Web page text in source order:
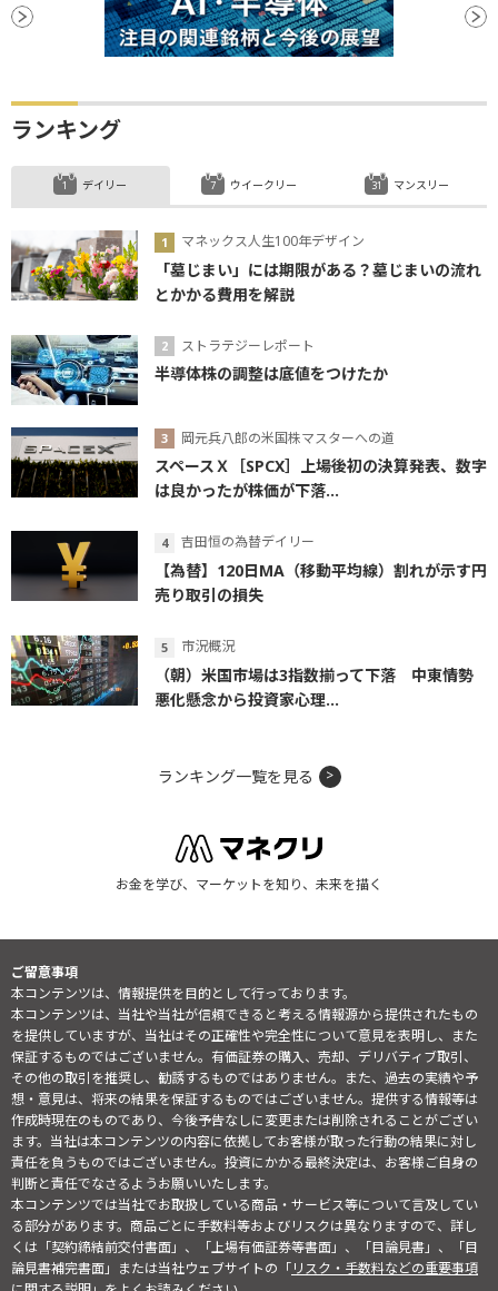
ランキング
デイリー
マネックス人生100年デザイン
「墓じまい」には期限がある？墓じまいの流れ
とかかる費用を解説
ストラテジーレポート
半導体株の調整は底値をつけたか
岡元兵八郎の米国株マスターへの道
スペースＸ［SPCX］上場後初の決算発表、数字
は良かったが株価が下落...
吉田恒の為替デイリー
【為替】120日MA（移動平均線）割れが示す円
売り取引の損失
市況概況
（朝）米国市場は3指数揃って下落 中東情勢
悪化懸念から投資家心理...
ウイークリー マンスリー
ランキング一覧を見る
お金を学び、マーケットを知り、未来を描く
ご留意事項
本コンテンツは、情報提供を目的として行っております。
本コンテンツは、当社や当社が信頼できると考える情報源から提供されたもの
を提供していますが、当社はその正確性や完全性について意見を表明し、また
保証するものではございません。有価証券の購入、売却、デリバティブ取引、
その他の取引を推奨し、勧誘するものではありません。また、過去の実績や予
想・意見は、将来の結果を保証するものではございません。提供する情報等は
作成時現在のものであり、今後予告なしに変更または削除されることがござい
ます。当社は本コンテンツの内容に依拠してお客様が取った行動の結果に対し
責任を負うものではございません。投資にかかる最終決定は、お客様ご自身の
判断と責任でなさるようお願いいたします。
本コンテンツでは当社でお取扱している商品・サービス等について言及してい
る部分があります。商品ごとに手数料等およびリスクは異なりますので、詳し
くは「契約締結前交付書面」、「上場有価証券等書面」、「目論見書」、「目
論見書補完書面」または当社ウェブサイトの「リスク・手数料などの重要事項